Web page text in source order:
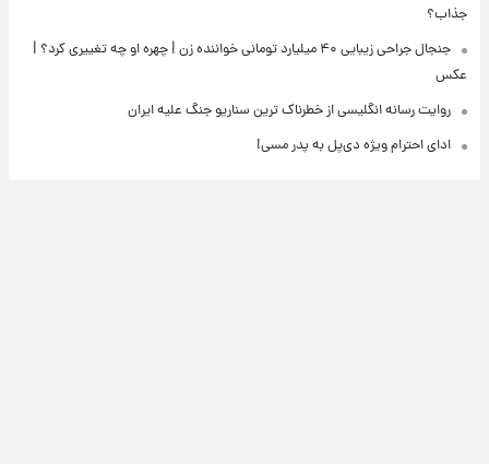
جذاب؟
جنجال جراحی زیبایی ۴۰ میلیارد تومانی خواننده زن | چهره او چه تغییری کرد؟ |
عکس
روایت رسانه انگلیسی از خطرناک ترین سناریو جنگ علیه ایران
ادای احترام ویژه دی‌پل به پدر مسی!